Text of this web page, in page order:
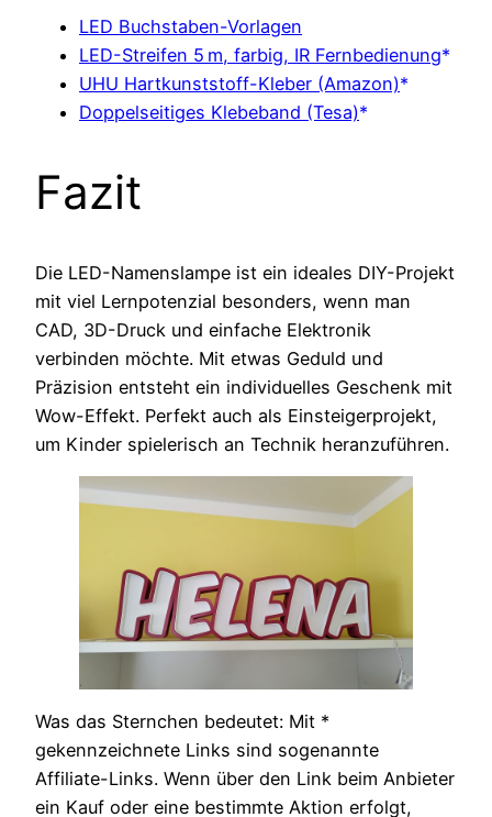
LED Buchstaben-Vorlagen
LED-Streifen 5 m, farbig, IR Fernbedienung
UHU Hartkunststoff-Kleber (Amazon)
Doppelseitiges Klebeband (Tesa)
Fazit
Die LED-Namenslampe ist ein ideales DIY-Projekt
mit viel Lernpotenzial besonders, wenn man
CAD, 3D-Druck und einfache Elektronik
verbinden möchte. Mit etwas Geduld und
Präzision entsteht ein individuelles Geschenk mit
Wow-Effekt. Perfekt auch als Einsteigerprojekt,
um Kinder spielerisch an Technik heranzuführen.
Was das Sternchen bedeutet: Mit *
gekennzeichnete Links sind sogenannte
Affiliate-Links. Wenn über den Link beim Anbieter
ein Kauf oder eine bestimmte Aktion erfolgt,